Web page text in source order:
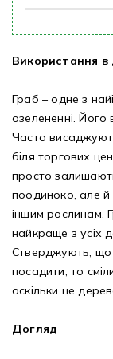
Використання в
Граб – одне з
озелененні.
Часто
біля торгових
просто
поодиноко, але
іншим рослинам.
найкраще з усіх
Стверджують, що
посадити, то
оскільки це
Догляд